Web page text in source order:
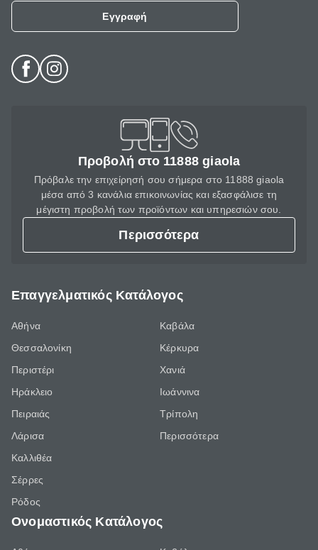
Εγγραφή
Προβολή στο 11888 giaola
Πρόβαλε την επιχείρησή σου σήμερα στο 11888 giaola
μέσα από 3 κανάλια επικοινωνίας και εξασφάλισε τη
μέγιστη προβολή των προϊόντων και υπηρεσιών σου.
Περισσότερα
Επαγγελματικός Κατάλογος
Αθήνα
Θεσσαλονίκη
Περιστέρι
Ηράκλειο
Πειραιάς
Λάρισα
Καλλιθέα
Σέρρες
Ρόδος
Καβάλα
Κέρκυρα
Χανιά
Ιωάννινα
Τρίπολη
Περισσότερα
Ονομαστικός Κατάλογος